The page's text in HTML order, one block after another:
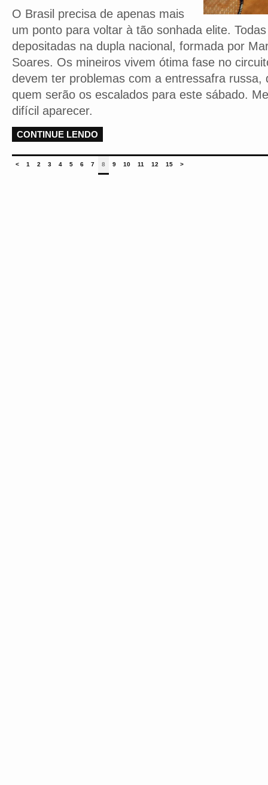
O Brasil precisa de apenas mais
um ponto para voltar à tão sonhada elite.
depositadas na dupla nacional, formada por
Soares. Os mineiros vivem ótima fase no
devem ter problemas com a entressafra russa,
quem serão os escalados para este sábado.
difícil aparecer.
CONTINUE LENDO
< 1 2 3 4 5 6 7 8 9 10 11 12 15 >